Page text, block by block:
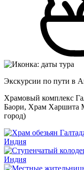
Экскурсии по пути в
Храмовый комплекс
Баори, Храм Харшита
город)